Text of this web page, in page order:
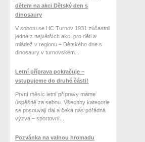
dětem na akci Dětský den s
dinosaury
V sobotu se HC Turnov 1931 zúčastnil
jedné z největších akcí pro děti a
mládež v regionu – Dětského dne s
dinosaury v turnovském...
Letní příprava pokračuje –
vstupujeme do druhé části!
První měsíc letní přípravy máme
úspěšně za sebou. Všechny kategorie
se posouvají dál a čeká nás pořádná
výzva – sportovní...
Pozvánka na valnou hromadu